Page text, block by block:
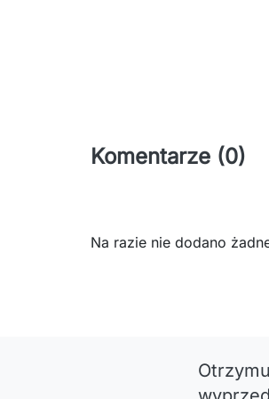
Komentarze (0)
Na razie nie dodano